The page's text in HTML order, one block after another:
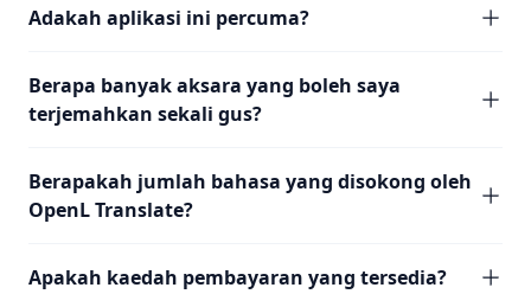
Adakah aplikasi ini percuma?
Berapa banyak aksara yang boleh saya
terjemahkan sekali gus?
Berapakah jumlah bahasa yang disokong oleh
OpenL Translate?
Apakah kaedah pembayaran yang tersedia?